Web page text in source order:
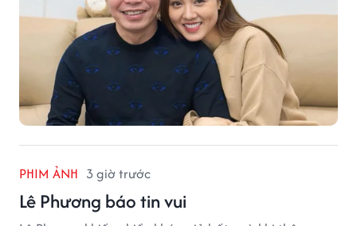
PHIM ẢNH 3 giờ trước
Lê Phương báo tin vui